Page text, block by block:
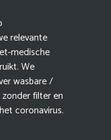
relevante
medische
We
wasbare /
filter en
coronavirus.